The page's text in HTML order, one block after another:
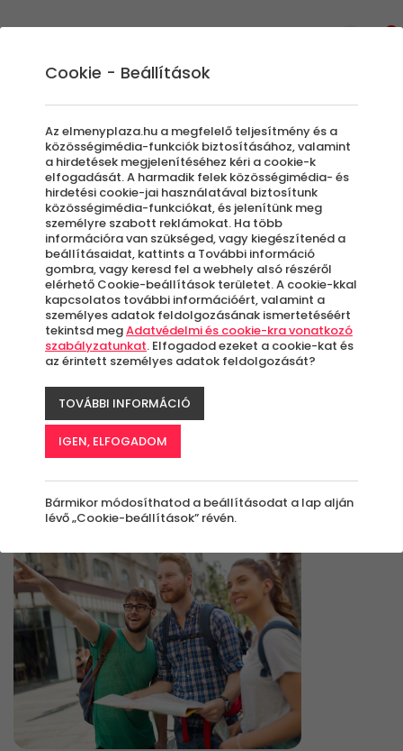
Túrák és kirándulások a
feltöltődni vágyóknak
Legyen szó egy kis túráról a természetben,
vagy netán egy kis kirándulásról a családdal,
barátokkal, ebben az élménykategóriában
mindent megtalálsz ami egy kis mozgást
ajándékoz számotokra.
Szűrők beállítása
Élmények
Cookie - Beállítások
Az elmenyplaza.hu a megfelelő teljesítmény és a
közösségimédia-funkciók biztosításához, valamint
a hirdetések megjelenítéséhez kéri a cookie-k
elfogadását. A harmadik felek közösségimédia- és
hirdetési cookie-jai használatával biztosítunk
közösségimédia-funkciókat, és jelenítünk meg
személyre szabott reklámokat. Ha több
információra van szükséged, vagy kiegészítenéd a
beállításaidat, kattints a További információ
gombra, vagy keresd fel a webhely alsó részéről
elérhető Cookie-beállítások területet. A cookie-kkal
kapcsolatos további információért, valamint a
személyes adatok feldolgozásának ismertetéséért
tekintsd megAdatvédelmi és cookie-kra vonatkozó
szabályzatunkat. Elfogadod ezeket a cookie-kat és
az érintett személyes adatok feldolgozását?
TOVÁBBI INFORMÁCIÓ
IGEN, ELFOGADOM
Bármikor módosíthatod a beállításodat a lap alján
lévő „Cookie-beállítások” révén.